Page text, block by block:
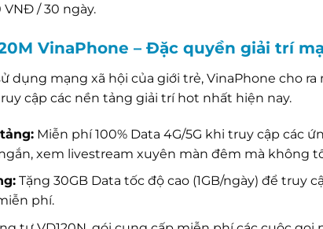
VNĐ / 30 ngày.
VinaPhone – Đặc quyền giải trí
dụng mạng xã hội của giới trẻ, VinaPhone cho
cập các nền tảng giải trí hot nhất hiện nay.
Miễn phí 100% Data 4G/5G khi truy cập các
xem livestream xuyên màn đêm mà không
Tặng 30GB Data tốc độ cao (1GB/ngày) để truy
phí.